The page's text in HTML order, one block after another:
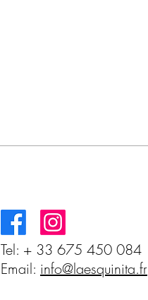
Tel: + 33 675 450 084
Email: info@laesquinita.fr